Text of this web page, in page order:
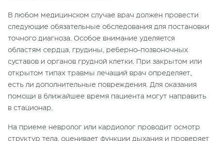
В любом медицинском случае врач должен провести
следующие обязательные обследования для постановки
точного диагноза. Особое внимание уделяется
областям сердца, грудины, реберно-позвоночных
суставов и органов грудной клетки. При закрытом или
открытом типах травмы лечащий врач определяет,
есть ли дополнительные повреждения. Для оказания
помощи в ближайшее время пациента могут направить
в стационар.
На приеме невролог или кардиолог проводит осмотр
структур тела, оценивает функции дыхания и проверяет